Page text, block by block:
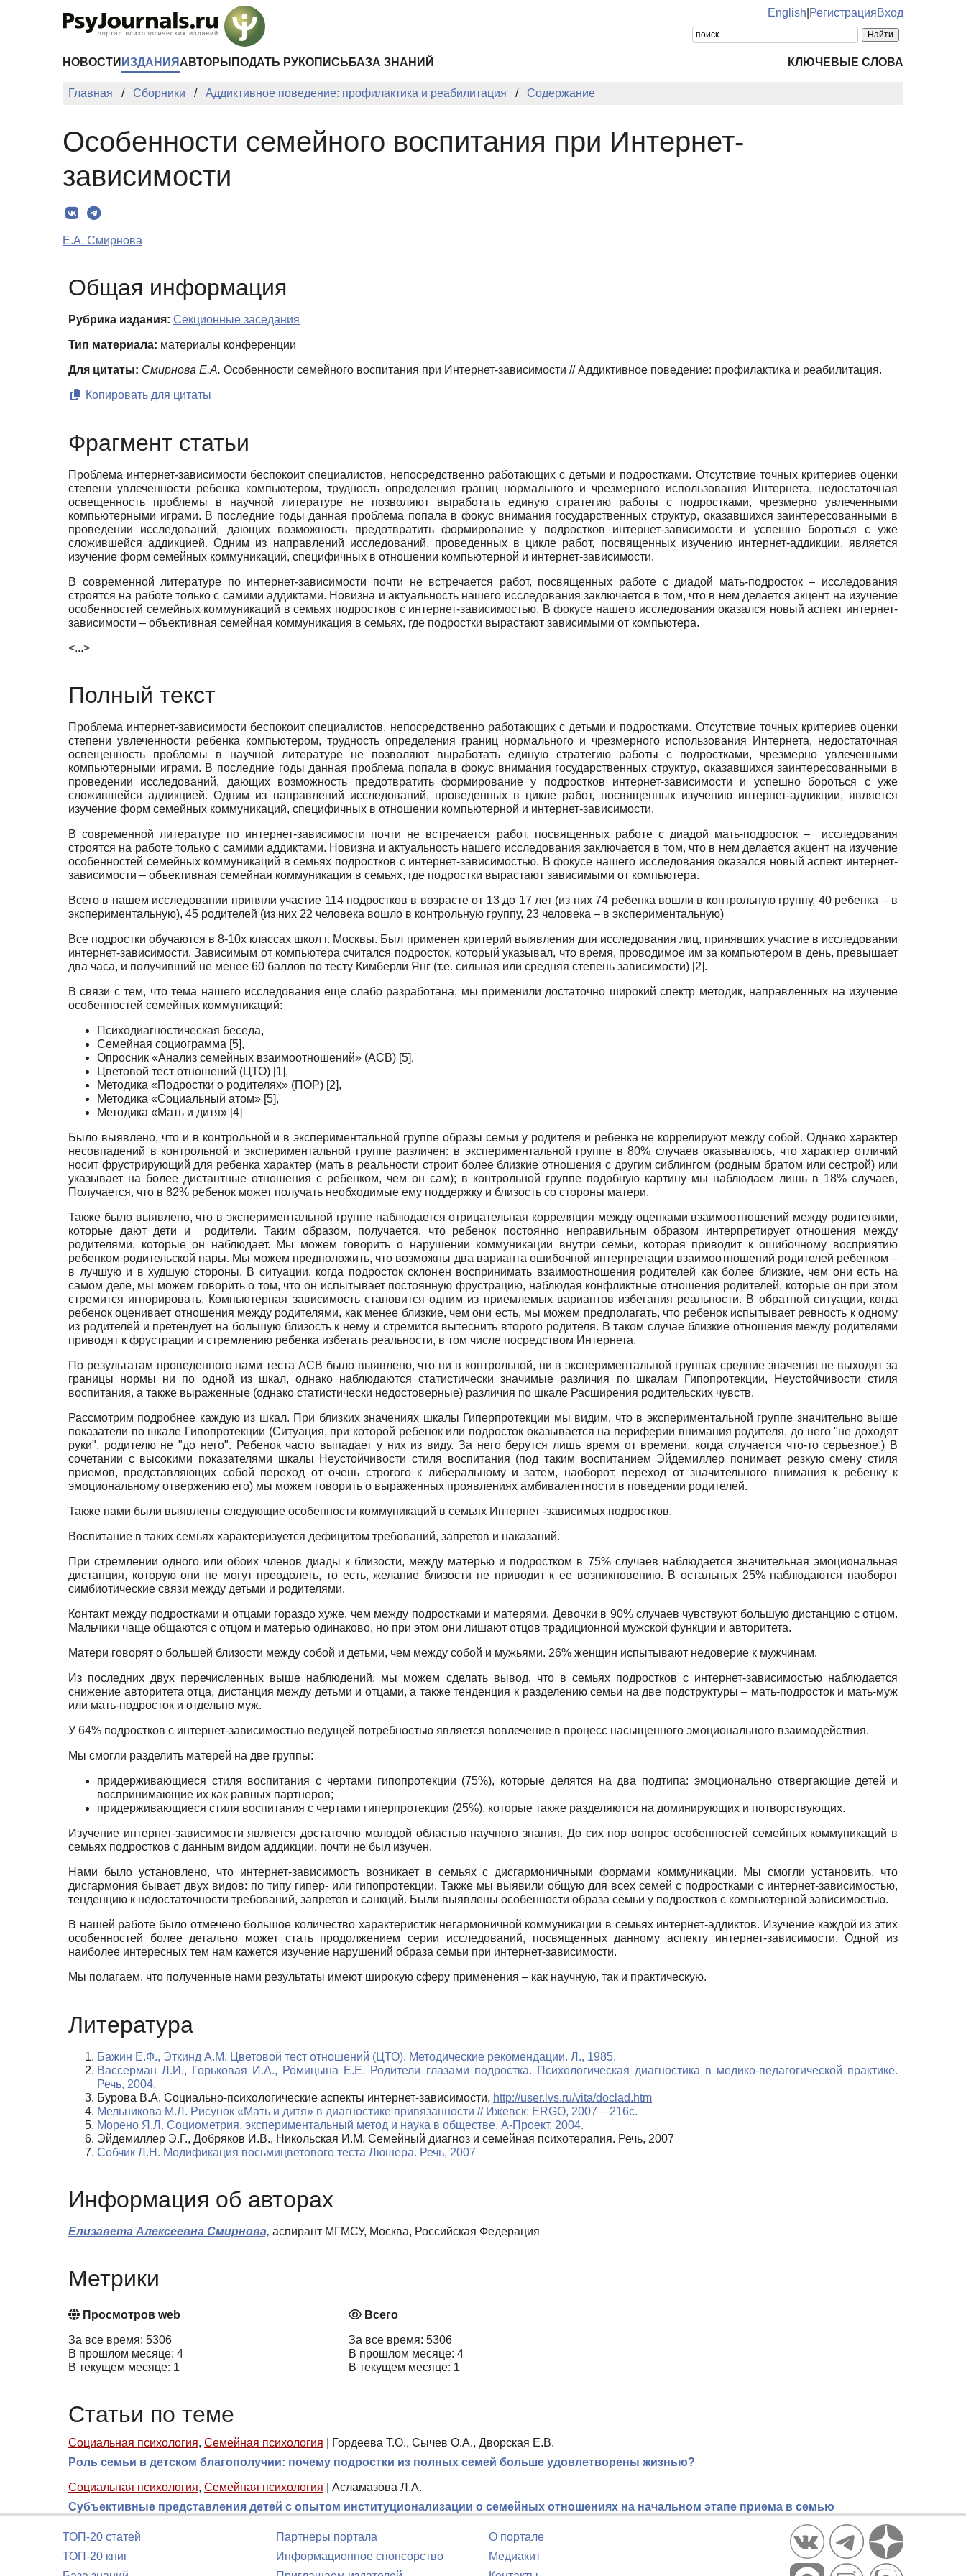
English РегистрацияВход
НОВОСТИ ИЗДАНИЯ АВТОРЫ ПОДАТЬ РУКОПИСЬ БАЗА ЗНАНИЙ КЛЮЧЕВЫЕ СЛОВА
Главная Сборники Аддиктивное поведение: профилактика и реабилитация Содержание
Особенности семейного воспитания при Интернет-
зависимости
Е.А. Смирнова
Общая информация
Рубрика издания: Секционные заседания
Тип материала: материалы конференции
Для цитаты: Смирнова Е.А. Особенности семейного воспитания при Интернет-зависимости // Аддиктивное поведение: профилактика и реабилитация.
Копировать для цитаты
Фрагмент статьи
Проблема интернет-зависимости беспокоит специалистов, непосредственно работающих с детьми и подростками. Отсутствие точных критериев оценки
степени увлеченности ребенка компьютером, трудность определения границ нормального и чрезмерного использования Интернета, недостаточная
освещенность проблемы в научной литературе не позволяют выработать единую стратегию работы с подростками, чрезмерно увлеченными
компьютерными играми. В последние годы данная проблема попала в фокус внимания государственных структур, оказавшихся заинтересованными в
проведении исследований, дающих возможность предотвратить формирование у подростков интернет-зависимости и успешно бороться с уже
сложившейся аддикцией. Одним из направлений исследований, проведенных в цикле работ, посвященных изучению интернет-аддикции, является
изучение форм семейных коммуникаций, специфичных в отношении компьютерной и интернет-зависимости.
В современной литературе по интернет-зависимости почти не встречается работ, посвященных работе с диадой мать-подросток – исследования
строятся на работе только с самими аддиктами. Новизна и актуальность нашего исследования заключается в том, что в нем делается акцент на изучение
особенностей семейных коммуникаций в семьях подростков с интернет-зависимостью. В фокусе нашего исследования оказался новый аспект интернет-
зависимости – объективная семейная коммуникация в семьях, где подростки вырастают зависимыми от компьютера.
<...>
Полный текст
Проблема интернет-зависимости беспокоит специалистов, непосредственно работающих с детьми и подростками. Отсутствие точных критериев оценки
степени увлеченности ребенка компьютером, трудность определения границ нормального и чрезмерного использования Интернета, недостаточная
освещенность проблемы в научной литературе не позволяют выработать единую стратегию работы с подростками, чрезмерно увлеченными
компьютерными играми. В последние годы данная проблема попала в фокус внимания государственных структур, оказавшихся заинтересованными в
проведении исследований, дающих возможность предотвратить формирование у подростков интернет-зависимости и успешно бороться с уже
сложившейся аддикцией. Одним из направлений исследований, проведенных в цикле работ, посвященных изучению интернет-аддикции, является
изучение форм семейных коммуникаций, специфичных в отношении компьютерной и интернет-зависимости.
В современной литературе по интернет-зависимости почти не встречается работ, посвященных работе с диадой мать-подросток – исследования
строятся на работе только с самими аддиктами. Новизна и актуальность нашего исследования заключается в том, что в нем делается акцент на изучение
особенностей семейных коммуникаций в семьях подростков с интернет-зависимостью. В фокусе нашего исследования оказался новый аспект интернет-
зависимости – объективная семейная коммуникация в семьях, где подростки вырастают зависимыми от компьютера.
Всего в нашем исследовании приняли участие 114 подростков в возрасте от 13 до 17 лет (из них 74 ребенка вошли в контрольную группу, 40 ребенка – в
экспериментальную), 45 родителей (из них 22 человека вошло в контрольную группу, 23 человека – в экспериментальную)
Все подростки обучаются в 8-10х классах школ г. Москвы. Был применен критерий выявления для исследования лиц, принявших участие в исследовании
интернет-зависимости. Зависимым от компьютера считался подросток, который указывал, что время, проводимое им за компьютером в день, превышает
два часа, и получивший не менее 60 баллов по тесту Кимберли Янг (т.е. сильная или средняя степень зависимости) [2].
В связи с тем, что тема нашего исследования еще слабо разработана, мы применили достаточно широкий спектр методик, направленных на изучение
особенностей семейных коммуникаций:
Психодиагностическая беседа,
Семейная социограмма [5],
Опросник «Анализ семейных взаимоотношений» (АСВ) [5],
Цветовой тест отношений (ЦТО) [1],
Методика «Подростки о родителях» (ПОР) [2],
Методика «Социальный атом» [5],
Методика «Мать и дитя» [4]
Было выявлено, что и в контрольной и в экспериментальной группе образы семьи у родителя и ребенка не коррелируют между собой. Однако характер
несовпадений в контрольной и экспериментальной группе различен: в экспериментальной группе в 80% случаев оказывалось, что характер отличий
носит фрустрирующий для ребенка характер (мать в реальности строит более близкие отношения с другим сиблингом (родным братом или сестрой) или
указывает на более дистантные отношения с ребенком, чем он сам); в контрольной группе подобную картину мы наблюдаем лишь в 18% случаев,
Получается, что в 82% ребенок может получать необходимые ему поддержку и близость со стороны матери.
Также было выявлено, что в экспериментальной группе наблюдается отрицательная корреляция между оценками взаимоотношений между родителями,
которые дают дети и родители. Таким образом, получается, что ребенок постоянно неправильным образом интерпретирует отношения между
родителями, которые он наблюдает. Мы можем говорить о нарушении коммуникации внутри семьи, которая приводит к ошибочному восприятию
ребенком родительской пары. Мы можем предположить, что возможны два варианта ошибочной интерпретации взаимоотношений родителей ребенком –
в лучшую и в худшую стороны. В ситуации, когда подросток склонен воспринимать взаимоотношения родителей как более близкие, чем они есть на
самом деле, мы можем говорить о том, что он испытывает постоянную фрустрацию, наблюдая конфликтные отношения родителей, которые он при этом
стремится игнорировать. Компьютерная зависимость становится одним из приемлемых вариантов избегания реальности. В обратной ситуации, когда
ребенок оценивает отношения между родителями, как менее близкие, чем они есть, мы можем предполагать, что ребенок испытывает ревность к одному
из родителей и претендует на большую близость к нему и стремится вытеснить второго родителя. В таком случае близкие отношения между родителями
приводят к фрустрации и стремлению ребенка избегать реальности, в том числе посредством Интернета.
По результатам проведенного нами теста АСВ было выявлено, что ни в контрольной, ни в экспериментальной группах средние значения не выходят за
границы нормы ни по одной из шкал, однако наблюдаются статистически значимые различия по шкалам Гипопротекции, Неустойчивости стиля
воспитания, а также выраженные (однако статистически недостоверные) различия по шкале Расширения родительских чувств.
Рассмотрим подробнее каждую из шкал. При близких значениях шкалы Гиперпротекции мы видим, что в экспериментальной группе значительно выше
показатели по шкале Гипопротекции (Ситуация, при которой ребенок или подросток оказывается на периферии внимания родителя, до него "не доходят
руки", родителю не "до него". Ребенок часто выпадает у них из виду. За него берутся лишь время от времени, когда случается что-то серьезное.) В
сочетании с высокими показателями шкалы Неустойчивости стиля воспитания (под таким воспитанием Эйдемиллер понимает резкую смену стиля
приемов, представляющих собой переход от очень строгого к либеральному и затем, наоборот, переход от значительного внимания к ребенку к
эмоциональному отвержению его) мы можем говорить о выраженных проявлениях амбивалентности в поведении родителей.
Также нами были выявлены следующие особенности коммуникаций в семьях Интернет -зависимых подростков.
Воспитание в таких семьях характеризуется дефицитом требований, запретов и наказаний.
При стремлении одного или обоих членов диады к близости, между матерью и подростком в 75% случаев наблюдается значительная эмоциональная
дистанция, которую они не могут преодолеть, то есть, желание близости не приводит к ее возникновению. В остальных 25% наблюдаются наоборот
симбиотические связи между детьми и родителями.
Контакт между подростками и отцами гораздо хуже, чем между подростками и матерями. Девочки в 90% случаев чувствуют большую дистанцию с отцом.
Мальчики чаще общаются с отцом и матерью одинаково, но при этом они лишают отцов традиционной мужской функции и авторитета.
Матери говорят о большей близости между собой и детьми, чем между собой и мужьями. 26% женщин испытывают недоверие к мужчинам.
Из последних двух перечисленных выше наблюдений, мы можем сделать вывод, что в семьях подростков с интернет-зависимостью наблюдается
снижение авторитета отца, дистанция между детьми и отцами, а также тенденция к разделению семьи на две подструктуры – мать-подросток и мать-муж
или мать-подросток и отдельно муж.
У 64% подростков с интернет-зависимостью ведущей потребностью является вовлечение в процесс насыщенного эмоционального взаимодействия.
Мы смогли разделить матерей на две группы:
придерживающиеся стиля воспитания с чертами гипопротекции (75%), которые делятся на два подтипа: эмоционально отвергающие детей и
воспринимающие их как равных партнеров;
придерживающиеся стиля воспитания с чертами гиперпротекции (25%), которые также разделяются на доминирующих и потворствующих.
Изучение интернет-зависимости является достаточно молодой областью научного знания. До сих пор вопрос особенностей семейных коммуникаций в
семьях подростков с данным видом аддикции, почти не был изучен.
Нами было установлено, что интернет-зависимость возникает в семьях с дисгармоничными формами коммуникации. Мы смогли установить, что
дисгармония бывает двух видов: по типу гипер- или гипопротекции. Также мы выявили общую для всех семей с подростками с интернет-зависимостью,
тенденцию к недостаточности требований, запретов и санкций. Были выявлены особенности образа семьи у подростков с компьютерной зависимостью.
В нашей работе было отмечено большое количество характеристик негармоничной коммуникации в семьях интернет-аддиктов. Изучение каждой из этих
особенностей более детально может стать продолжением серии исследований, посвященных данному аспекту интернет-зависимости. Одной из
наиболее интересных тем нам кажется изучение нарушений образа семьи при интернет-зависимости.
Мы полагаем, что полученные нами результаты имеют широкую сферу применения – как научную, так и практическую.
Литература
Бажин Е.Ф., Эткинд А.М. Цветовой тест отношений (ЦТО). Методические рекомендации. Л., 1985.
Вассерман Л.И., Горьковая И.А., Ромицына Е.Е. Родители глазами подростка. Психологическая диагностика в медико-педагогической практике.
Речь, 2004.
Бурова В.А. Социально-психологические аспекты интернет-зависимости, http://user.lvs.ru/vita/doclad.htm
Мельникова М.Л. Рисунок «Мать и дитя» в диагностике привязанности // Ижевск: ERGO, 2007 – 216с.
Морено Я.Л. Социометрия, экспериментальный метод и наука в обществе. А-Проект, 2004.
Эйдемиллер Э.Г., Добряков И.В., Никольская И.М. Семейный диагноз и семейная психотерапия. Речь, 2007
Собчик Л.Н. Модификация восьмицветового теста Люшера. Речь, 2007
Информация об авторах
Елизавета Алексеевна Смирнова, аспирант МГМСУ, Москва, Российская Федерация
Метрики
Просмотров web
За все время: 5306
В прошлом месяце: 4
В текущем месяце: 1
Всего
За все время: 5306
В прошлом месяце: 4
В текущем месяце: 1
Статьи по теме
Социальная психология, Семейная психология
Гордеева Т.О., Сычев О.А., Дворская Е.В.
Роль семьи в детском благополучии: почему подростки из полных семей больше удовлетворены жизнью?
Социальная психология, Семейная психология
Асламазова Л.А.
Субъективные представления детей с опытом институционализации о семейных отношениях на начальном этапе приема в семью
ТОП-20 статей
ТОП-20 книг
Партнеры портала
Информационное спонсорство
О портале
Медиакит